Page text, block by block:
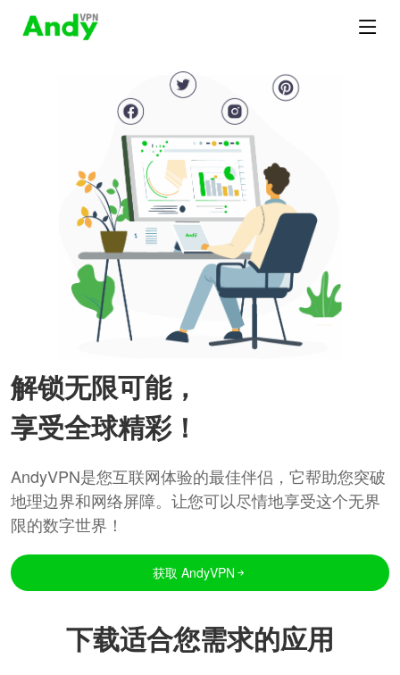
解锁无限可能，
享受全球精彩！
AndyVPN是您互联网体验的最佳伴侣，它帮助您突破
地理边界和网络屏障。让您可以尽情地享受这个无界
限的数字世界！
获取 AndyVPN
下载适合您需求的应用